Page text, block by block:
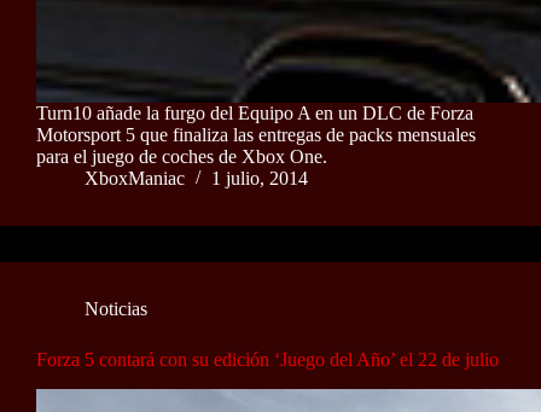
Turn10 añade la furgo del Equipo A en un DLC de Forza
Motorsport 5 que finaliza las entregas de packs mensuales
para el juego de coches de Xbox One.
XboxManiac
1 julio, 2014
Noticias
Forza 5 contará con su edición ‘Juego del Año’ el 22 de julio